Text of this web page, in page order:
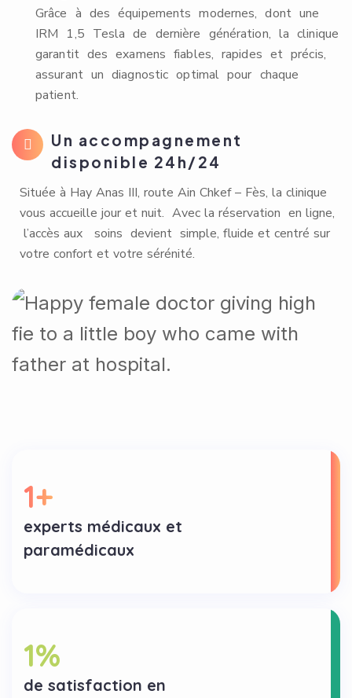
Grâce à des équipements modernes, dont une
IRM 1,5 Tesla de dernière génération, la clinique
garantit des examens fiables, rapides et précis,
assurant un diagnostic optimal pour chaque
patient.
Un accompagnement
disponible 24h/24
Située à Hay Anas III, route Ain Chkef – Fès, la clinique
vous accueille jour et nuit. Avec la réservation en ligne,
l’accès aux soins devient simple, fluide et centré sur
votre confort et votre sérénité.
1+
experts médicaux et
paramédicaux
1%
de satisfaction en